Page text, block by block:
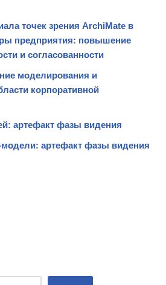
точек зрения ArchiMate в
предприятия: повышение
и согласованности
моделирования и
корпоративной
артефакт фазы видения
артефакт фазы видения